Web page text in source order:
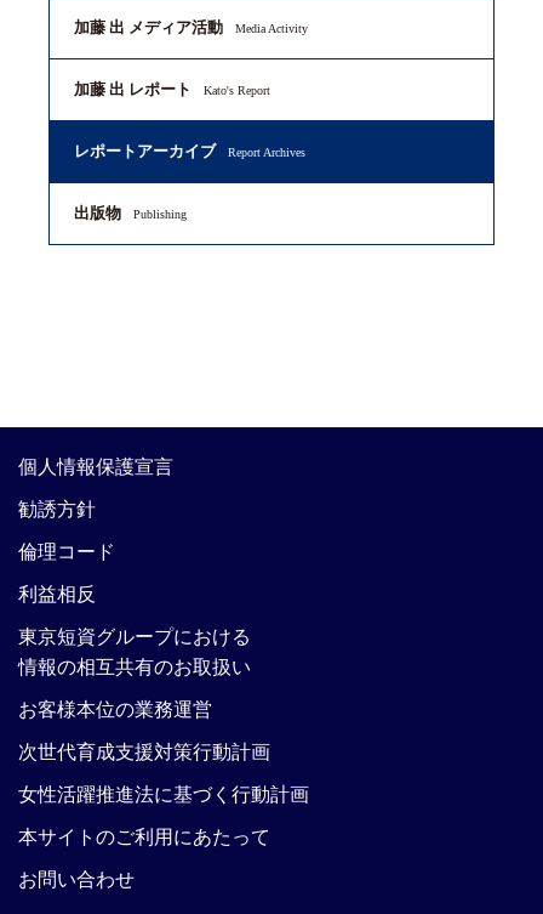
加藤 出 メディア活動 Media Activity
加藤 出 レポート Kato's Report
レポートアーカイブ Report Archives
出版物 Publishing
個人情報保護宣言
勧誘方針
倫理コード
利益相反
東京短資グループにおける
情報の相互共有のお取扱い
お客様本位の業務運営
次世代育成支援対策行動計画
女性活躍推進法に基づく行動計画
本サイトのご利用にあたって
お問い合わせ